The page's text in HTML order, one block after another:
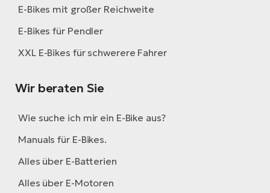
E-Bikes mit großer Reichweite
E-Bikes für Pendler
XXL E-Bikes für schwerere Fahrer
Wir beraten Sie
Wie suche ich mir ein E-Bike aus?
Manuals für E-Bikes.
Alles über E-Batterien
Alles über E-Motoren